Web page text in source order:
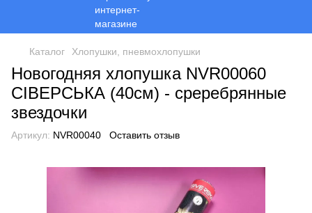
Каталог Хлопушки, пневмохлопушки
Новогодняя хлопушка NVR00060
СІВЕРСЬКА (40см) - среребрянные
звездочки
Артикул: NVR00040 Оставить отзыв